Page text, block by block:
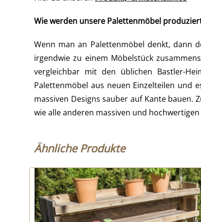
Wie werden unsere Palettenmöbel
Wenn man an Palettenmöbel denkt, dann
irgendwie zu einem Möbelstück
vergleichbar mit den üblichen Bastler-
Palettenmöbel aus neuen Einzelteilen und
massiven Designs sauber auf Kante bauen.
wie alle anderen massiven und
Ähnliche Produkte